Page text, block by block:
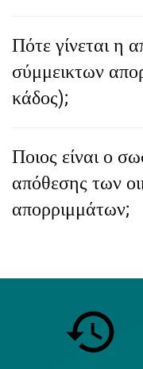
Πότε γίνεται η
σύμμεικτων
κάδος);
Ποιος είναι ο
απόθεσης των
απορριμμάτων;